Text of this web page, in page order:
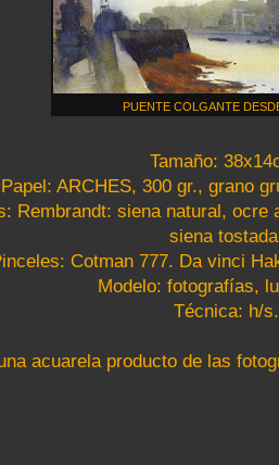
PUENTE COLGANTE
Tamaño:
Papel: ARCHES, 300 gr., grano
Rembrandt: siena natural,
siena
Cotman 777. Da vinci
Modelo: fotografías,
Técnica: h/s.
acuarela producto de las